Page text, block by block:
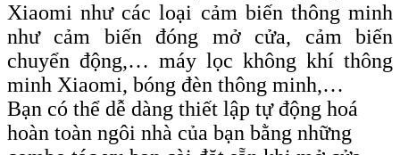
Xiaomi như các loại cảm biến thông minh
như cảm biến đóng mở cửa, cảm biến
chuyển động,… máy lọc không khí thông
minh Xiaomi, bóng đèn thông minh,…
Bạn có thể dễ dàng thiết lập tự động hoá
hoàn toàn ngôi nhà của bạn bằng những